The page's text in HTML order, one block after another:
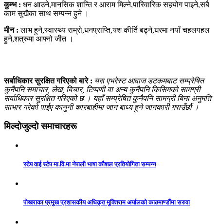
कुम्भ : धन आउने,मानसिक शान्ति र आराम मिल्ने,पारिवारिक सहयोग पाइने,सबै
काम सुखैका साथ सम्पन्न हुने ।
मीन : लाभ हुने,स्वास्थ्य राम्रो,धनप्राप्ति,यश कीर्ति बढ्ने,घरमा नयाँ चहलपहल
हुने,शत्रुमा आफ्नो जीत ।
सर्बाधिकार सुरक्षित गरिएको बारे : यस एभरेस्ट आवाज डटकमबाट सम्प्रेषित
कुनैपनि समाचार, लेख, बिचार, टिप्पणी वा अन्य कुनैपनि किसिमको सामग्री
सर्वाधिकार सुरक्षित गरिएको छ । यहाँ सम्प्रेषित कुनैपनि सामग्री बिना अनुमति
साभार गरेको पाईए कानुनी कारबाहीमा जान बाध्य हुने जानकारी गराउँछौं ।
मिल्दोजुल्दो समाचारहरू
स्टेप वाई स्टेप मा.वि.मा नेपाली भाषा कौशल प्रतियोगिता सम्पन्न
पोखराका प्रमुख प्रशासकीय अधिकृत मुक्तिराम अर्यालको काठमाण्डौंमा सरुवा